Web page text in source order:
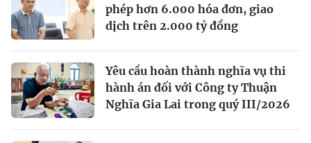
phép hơn 6.000 hóa đơn, giao
dịch trên 2.000 tỷ đồng
Yêu cầu hoàn thành nghĩa vụ thi
hành án đối với Công ty Thuận
Nghĩa Gia Lai trong quý III/2026